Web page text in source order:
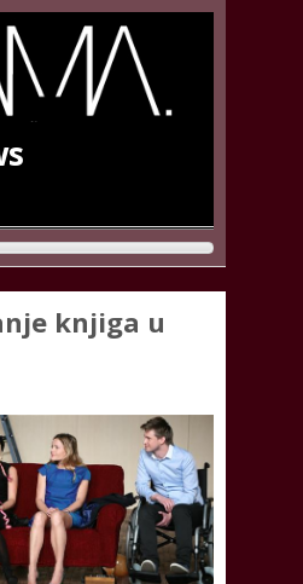
knjiga u